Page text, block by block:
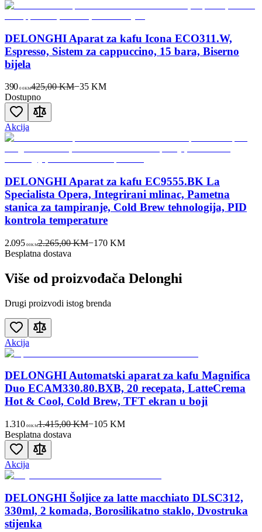
DELONGHI Aparat za kafu Icona ECO311.W,
Espresso, Sistem za cappuccino, 15 bara, Biserno
bijela
390 00KM425,00 KM−35 KM
Dostupno
Akcija
DELONGHI Aparat za kafu EC9555.BK La
Specialista Opera, Integrirani mlinac, Pametna
stanica za tampiranje, Cold Brew tehnologija, PID
kontrola temperature
2.095 00KM2.265,00 KM−170KM
Besplatna dostava
Više od proizvođača Delonghi
Drugi proizvodi istog brenda
Akcija
DELONGHI Automatski aparat za kafu Magnifica
Duo ECAM330.80.BXB, 20 recepata, LatteCrema
Hot & Cool, Cold Brew, TFT ekran u boji
1.310 00KM1.415,00 KM−105KM
Besplatna dostava
Akcija
DELONGHI Šoljice za latte macchiato DLSC312,
330ml, 2 komada, Borosilikatno staklo, Dvostruka
stijenka